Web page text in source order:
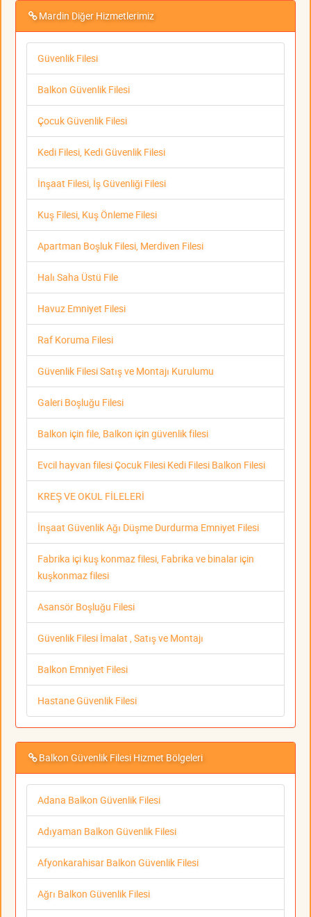
Mardin Diğer Hizmetlerimiz
Güvenlik Filesi
Balkon Güvenlik Filesi
Çocuk Güvenlik Filesi
Kedi Filesi, Kedi Güvenlik Filesi
İnşaat Filesi, İş Güvenliği Filesi
Kuş Filesi, Kuş Önleme Filesi
Apartman Boşluk Filesi, Merdiven Filesi
Halı Saha Üstü File
Havuz Emniyet Filesi
Raf Koruma Filesi
Güvenlik Filesi Satış ve Montajı Kurulumu
Galeri Boşluğu Filesi
Balkon için file, Balkon için güvenlik filesi
Evcil hayvan filesi Çocuk Filesi Kedi Filesi Balkon Filesi
KREŞ VE OKUL FİLELERİ
İnşaat Güvenlik Ağı Düşme Durdurma Emniyet Filesi
Fabrika içi kuş konmaz filesi, Fabrika ve binalar için
kuşkonmaz filesi
Asansör Boşluğu Filesi
Güvenlik Filesi İmalat , Satış ve Montajı
Balkon Emniyet Filesi
Hastane Güvenlik Filesi
Balkon Güvenlik Filesi Hizmet Bölgeleri
Adana Balkon Güvenlik Filesi
Adıyaman Balkon Güvenlik Filesi
Afyonkarahisar Balkon Güvenlik Filesi
Ağrı Balkon Güvenlik Filesi